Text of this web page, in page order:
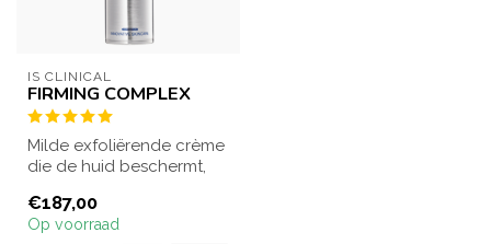
IS CLINICAL
FIRMING COMPLEX
Milde exfoliërende crème
die de huid beschermt,
huidve...
€187,00
Op voorraad